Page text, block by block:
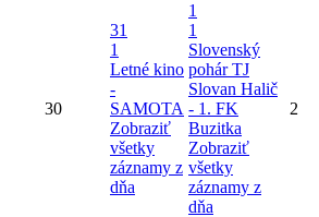
30
31
1
Letné kino
-
SAMOTA
Zobraziť
všetky
záznamy z
dňa
1
1
Slovenský
pohár TJ
Slovan Halič
- 1. FK
Buzitka
Zobraziť
všetky
záznamy z
dňa
2